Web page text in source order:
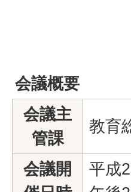
会議概要
会議主
管課
教育
会議開
平成